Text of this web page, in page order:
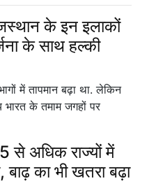
के इन इलाकों
के साथ हल्की
में तापमान बढ़ा था. लेकिन
के तमाम जगहों पर
अधिक राज्यों में
बाढ़ का भी खतरा बढ़ा